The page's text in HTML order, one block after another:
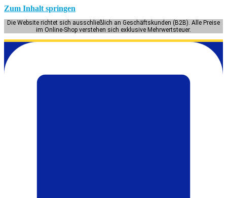
Zum Inhalt springen
Die Website richtet sich ausschließlich an Geschäftskunden (B2B). Alle Preise
im Online-Shop verstehen sich exklusive Mehrwertsteuer.